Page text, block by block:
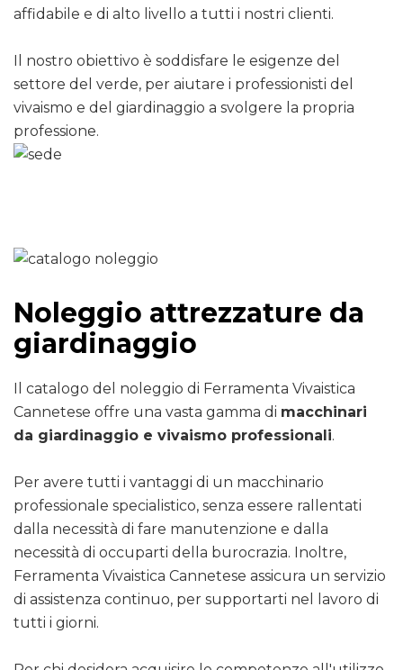
affidabile e di alto livello a tutti i nostri clienti.
Il nostro obiettivo è soddisfare le esigenze del
settore del verde, per aiutare i professionisti del
vivaismo e del giardinaggio a svolgere la propria
professione.
Noleggio attrezzature da
giardinaggio
Il catalogo del noleggio di Ferramenta Vivaistica
Cannetese offre una vasta gamma di macchinari
da giardinaggio e vivaismo professionali.
Per avere tutti i vantaggi di un macchinario
professionale specialistico, senza essere rallentati
dalla necessità di fare manutenzione e dalla
necessità di occuparti della burocrazia. Inoltre,
Ferramenta Vivaistica Cannetese assicura un servizio
di assistenza continuo, per supportarti nel lavoro di
tutti i giorni.